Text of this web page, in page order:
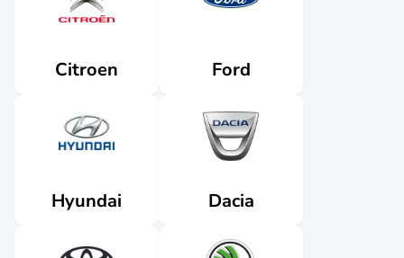
Citroen Ford
Hyundai Dacia